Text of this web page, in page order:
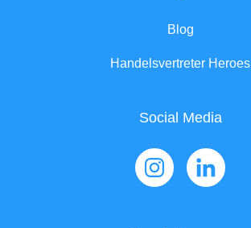
Blog
Handelsvertreter Heroes
Social Media